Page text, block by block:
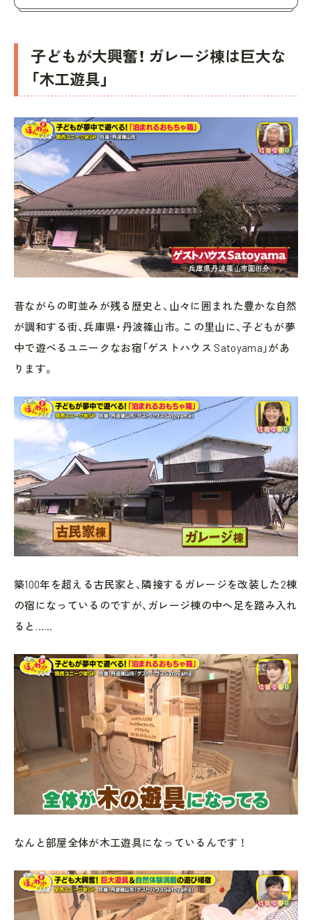
子どもが大興奮！ ガレージ棟は巨大な
「木工遊具」
昔ながらの町並みが残る歴史と、山々に囲まれた豊かな自然
が調和する街、兵庫県・丹波篠山市。この里山に、子どもが夢
中で遊べるユニークなお宿「ゲストハウス Satoyama」があ
ります。
築100年を超える古民家と、隣接するガレージを改装した2棟
の宿になっているのですが、ガレージ棟の中へ足を踏み入れ
ると……
なんと部屋全体が木工遊具になっているんです ！